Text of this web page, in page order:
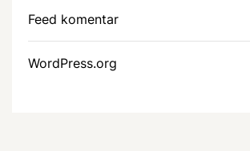
Feed komentar
WordPress.org